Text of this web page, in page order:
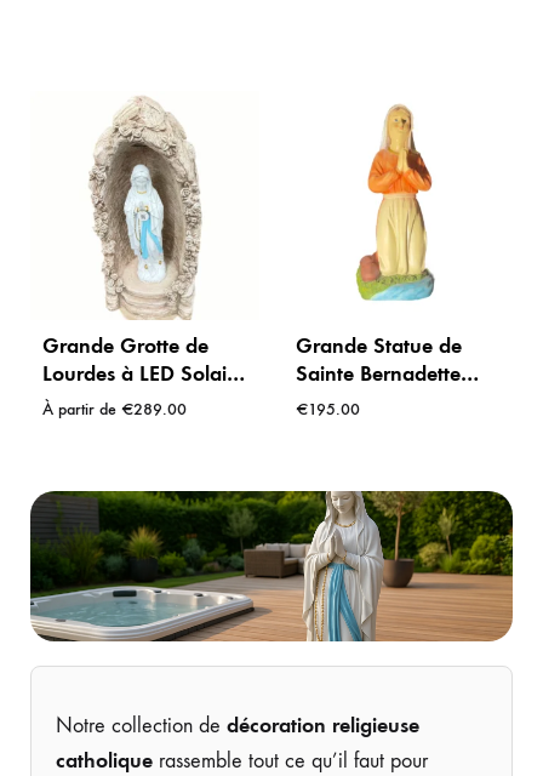
Grande Grotte de
Lourdes à LED Solaire
(90 cm) – 🌿
À partir de €289.00
Grande Statue de
Sainte Bernadette
Soubirous en Prière –
€195.00
Notre collection de décoration religieuse
catholique rassemble tout ce qu’il faut pour